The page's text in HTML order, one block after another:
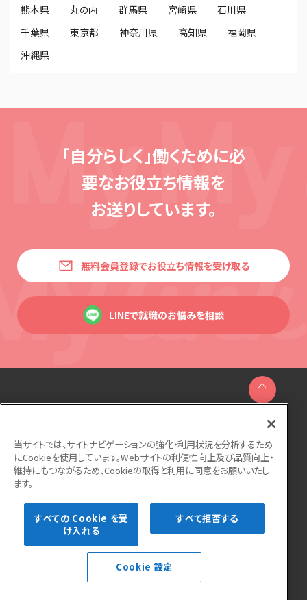
熊本県
丸の内 群馬県 宮崎県
石川県
千葉県
東京都 神奈川県 高知県
福岡県
沖縄県
「自分らしく」働くために必
要なお役立ち情報を
お送りしています。
無料会員登録でお役立ち情報を受け取る
LINEで就職のお悩みを相談
運営会社 利用規約 個人情報保護方針
サイトマップ よくある質問 お問い合わせ
当サイトでは、サイトナビゲーションの強化・利用状況を分析するため
にCookieを使用しています。Webサイトの利便性向上及び品質向上・
維持にもつながるため、Cookieの取得と利用に同意をお願いいたし
ます。
すべての Cookie を受
け入れる
すべて拒否する
Cookie 設定